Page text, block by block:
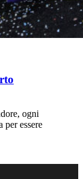
ogni
per essere